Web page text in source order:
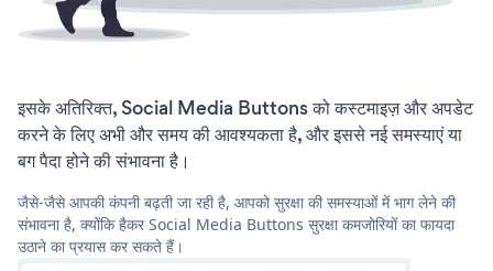
इसके अतिरिक्त, Social Media Buttons को कस्टमाइज़ और अपडेट
करने के लिए अभी और समय की आवश्यकता है, और इससे नई समस्याएं या
बग पैदा होने की संभावना है।
जैसे-जैसे आपकी कंपनी बढ़ती जा रही है, आपको सुरक्षा की समस्याओं में भाग लेने की
संभावना है, क्योंकि हैकर Social Media Buttons सुरक्षा कमजोरियों का फायदा
उठाने का प्रयास कर सकते हैं।